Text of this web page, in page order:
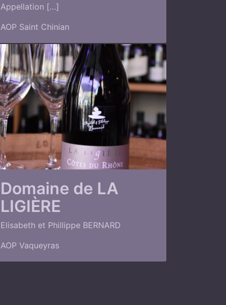
Appellation […]
AOP Saint Chinian
Domaine de LA
LIGIÈRE
Elisabeth et Phillippe BERNARD
AOP Vaqueyras